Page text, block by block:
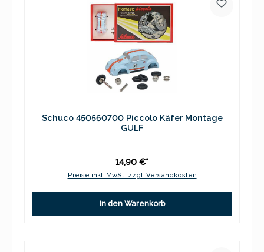
Schuco 450560700 Piccolo Käfer Montage
GULF
14,90 €*
Preise inkl. MwSt. zzgl. Versandkosten
In den Warenkorb